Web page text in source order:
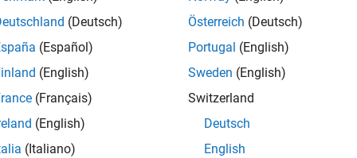
requires that Parallel Computing Toolbox™ be installed.
|on
(Deutsch)
(Español)
(English)
(Français)
(English)
(Italiano)
Österreich (Deutsch)
Portugal (English)
Sweden (English)
Switzerland
Deutsch
English